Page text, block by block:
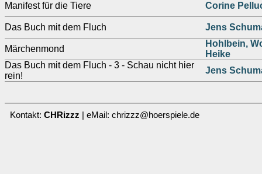
Manifest für die Tiere Corine
Das Buch mit dem Fluch Jens
Märchenmond
Hohlbein,
Heike
Das Buch mit dem Fluch - 3 - Schau nicht hier
rein!
Jens
Kontakt: CHRizzz | eMail: chrizzz@hoerspiele.de